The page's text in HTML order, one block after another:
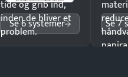
tide og grib ind,
inden de bliver et
problem.
Se 6 systemer Se 7